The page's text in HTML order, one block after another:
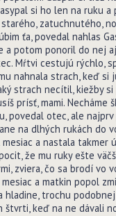
si ho len na ruku a
zatuchnutého,
ťa, povedal nahlas
a potom ponoril do nej
Mŕtvi cestujú rýchlo,
nahnala strach, keď si
strach necítil, kiežby
prísť, mami. Necháme
povedal otec, ale
na dlhých rukách do
a nastala takmer
že mu ruky ešte
zviera, čo sa brodí vo
a matkin popol
hladine, trochu
štvrti, keď na ne dávali